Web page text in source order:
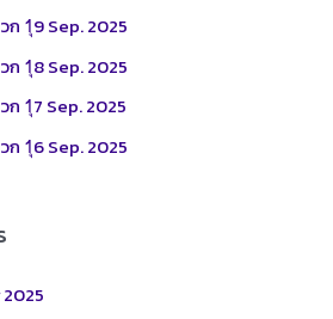
1ุ9 Sep. 2025
1ุ8 Sep. 2025
1ุ7 Sep. 2025
1ุ6 Sep. 2025